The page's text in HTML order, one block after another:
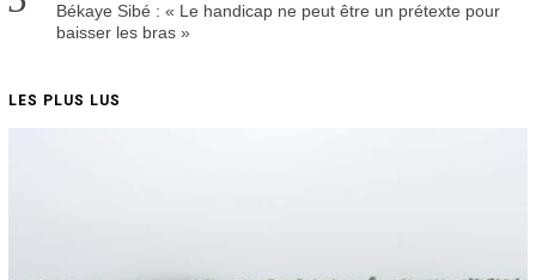
Békaye Sibé : « Le handicap ne peut être un prétexte pour
baisser les bras »
LES PLUS LUS